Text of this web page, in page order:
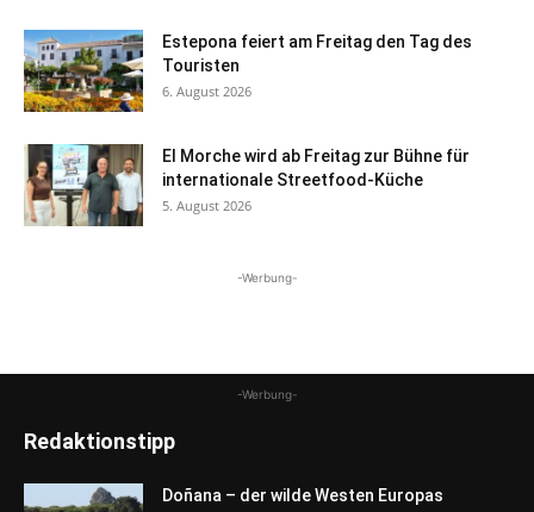
Estepona feiert am Freitag den Tag des
Touristen
6. August 2026
El Morche wird ab Freitag zur Bühne für
internationale Streetfood-Küche
5. August 2026
-Werbung-
-Werbung-
Redaktionstipp
Doñana – der wilde Westen Europas